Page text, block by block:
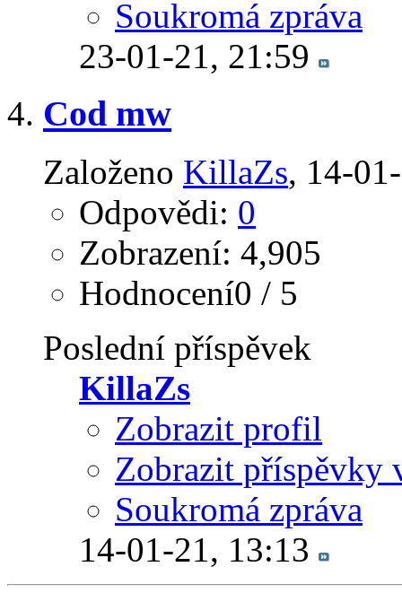
Soukromá zpráva
23-01-21, 21:59
Cod mw
Založeno KillaZs‎, 14-
Odpovědi: 0
Zobrazení: 4,905
Hodnocení0 / 5
Poslední příspěvek
KillaZs
Zobrazit profil
Zobrazit příspěvky
Soukromá zpráva
14-01-21, 13:13